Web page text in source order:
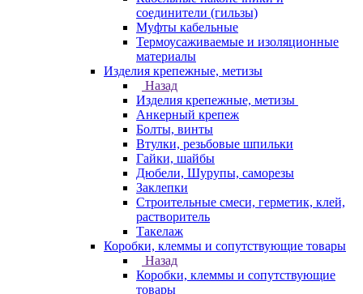
соединители (гильзы)
Муфты кабельные
Термоусаживаемые и изоляционные
материалы
Изделия крепежные, метизы
Назад
Изделия крепежные, метизы
Анкерный крепеж
Болты, винты
Втулки, резьбовые шпильки
Гайки, шайбы
Дюбели, Шурупы, саморезы
Заклепки
Строительные смеси, герметик, клей,
растворитель
Такелаж
Коробки, клеммы и сопутствующие товары
Назад
Коробки, клеммы и сопутствующие
товары